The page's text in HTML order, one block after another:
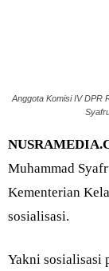
Anggota Komisi IV DPR
Muhammad
Kementerian
sosialisasi.
Yakni sosialisasi